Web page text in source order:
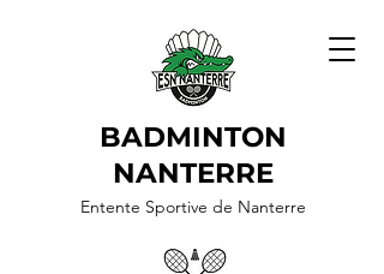
BADMINTON
NANTERRE
Entente Sportive de Nanterre